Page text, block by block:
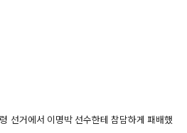
선거에서 이명박 선수한테 참담하게 패배했